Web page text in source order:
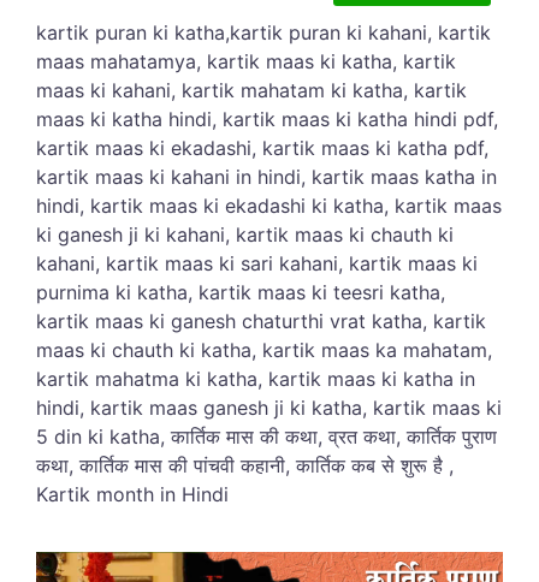
kartik puran ki katha,kartik puran ki kahani, kartik
maas mahatamya, kartik maas ki katha, kartik
maas ki kahani, kartik mahatam ki katha, kartik
maas ki katha hindi, kartik maas ki katha hindi pdf,
kartik maas ki ekadashi, kartik maas ki katha pdf,
kartik maas ki kahani in hindi, kartik maas katha in
hindi, kartik maas ki ekadashi ki katha, kartik maas
ki ganesh ji ki kahani, kartik maas ki chauth ki
kahani, kartik maas ki sari kahani, kartik maas ki
purnima ki katha, kartik maas ki teesri katha,
kartik maas ki ganesh chaturthi vrat katha, kartik
maas ki chauth ki katha, kartik maas ka mahatam,
kartik mahatma ki katha, kartik maas ki katha in
hindi, kartik maas ganesh ji ki katha, kartik maas ki
5 din ki katha, कार्तिक मास की कथा, व्रत कथा, कार्तिक पुराण
कथा, कार्तिक मास की पांचवी कहानी, कार्तिक कब से शुरू है ,
Kartik month in Hindi